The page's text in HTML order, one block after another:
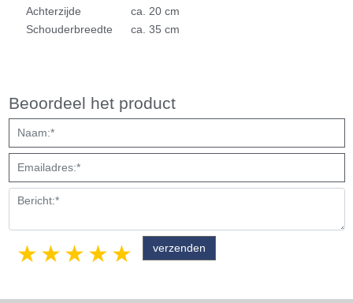
Achterzijde
ca. 20 cm
Schouderbreedte
ca. 35 cm
Beoordeel het product
5 stars
4 stars
3 stars
2 stars
1 star